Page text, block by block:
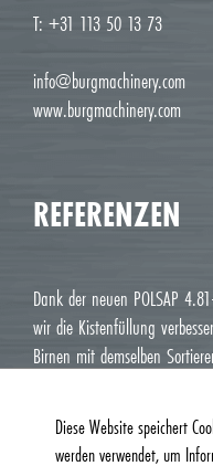
T: +31 113 50 13 73
info@burgmachinery.com
www.burgmachinery.com
REFERENZEN
Dank der neuen POLSAP
wir die Kistenfüllung
Birnen mit demselben
Diese Website speichert
werden verwendet, um